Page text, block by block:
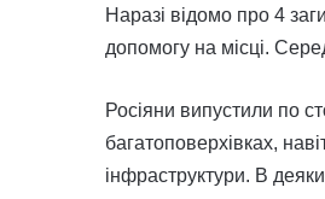
Наразі відомо про 4
допомогу на місці.
Росіяни випустили по
багатоповерхівках,
інфраструктури. В